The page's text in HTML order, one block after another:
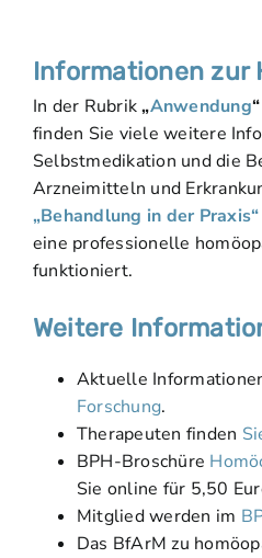
Informationen zur
In der Rubrik„Anwendung“
finden Sie viele weitere
Selbstmedikation und die
Arzneimitteln und
„Behandlung in der Praxis“
eine professionelle
funktioniert.
Weitere
Aktuelle
Forschung.
Therapeuten finden
BPH-Broschüre
Sie online für 5,50
Mitglied werden im
Das BfArM zu